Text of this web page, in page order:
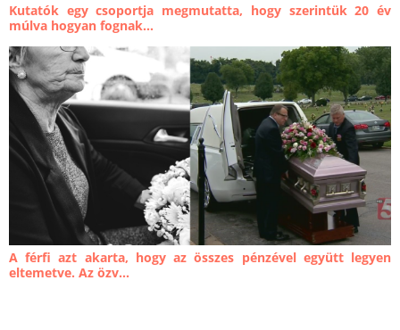
Kutatók egy csoportja megmutatta, hogy szerintük 20 év
múlva hogyan fognak...
A férfi azt akarta, hogy az összes pénzével együtt legyen
eltemetve. Az özv...